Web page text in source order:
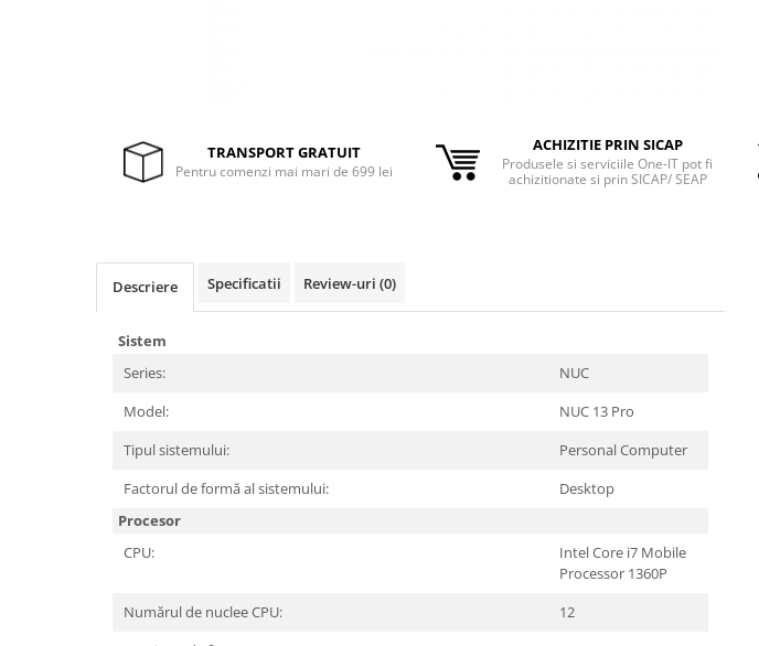
Microfoane & Casti Gaming
Mouse Gaming
Card Reader
Periferice PC
TRANSPORT GRATUIT
Pentru comenzi mai mari de 699 lei
ACHIZITIE PRIN SICAP
Produsele si serviciile One-IT pot fi
achizitionate si prin SICAP/ SEAP
Descriere Specificatii Review-uri (0)
Sistem
Series:
NUC
Model:
NUC 13 Pro
Tipul sistemului:
Personal Computer
Factorul de formă al sistemului:
Desktop
Procesor
CPU:
Intel Core i7 Mobile
Processor 1360P
Numărul de nuclee CPU:
12